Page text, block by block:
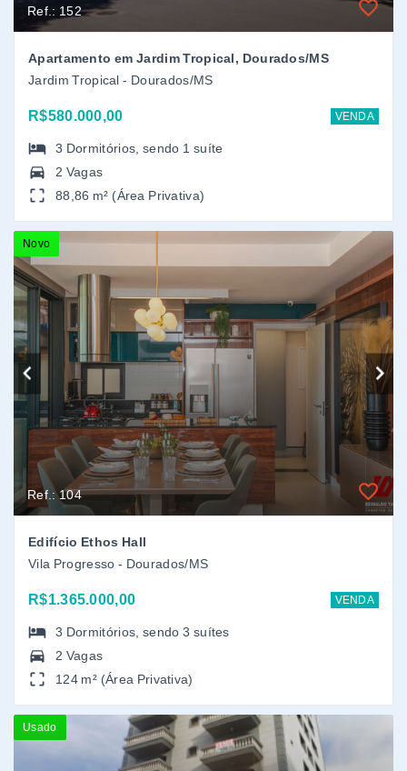
Ref.: 104
Edifício Ethos Hall
Vila Progresso - Dourados/MS
R$1.365.000,00 VENDA
Dormitórios, sendo3
suítes
2 Vagas
124 m² (Área Privativa)
Usado
Ref.: 155